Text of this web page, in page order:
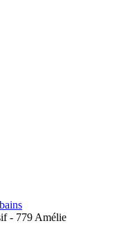
- 779 Amélie